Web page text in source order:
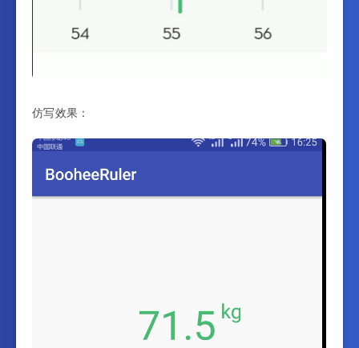
仿写效果：